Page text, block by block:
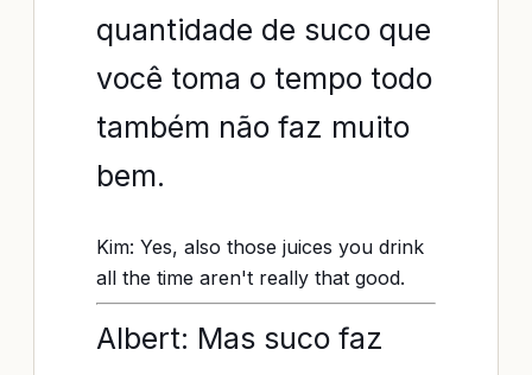
quantidade de suco que
você toma o tempo todo
também não faz muito
bem.
Kim: Yes, also those juices you drink
all the time aren't really that good.
Albert: Mas suco faz